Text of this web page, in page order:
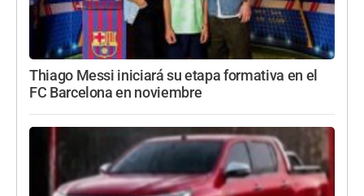
Thiago Messi iniciará su etapa formativa en el
FC Barcelona en noviembre